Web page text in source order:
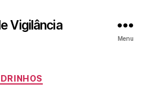
Vigilância
Menu
Categorias